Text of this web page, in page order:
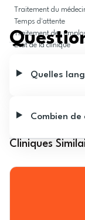
Traitement du
Temps d'attente
Traitement des
État de la clinique
Quelles
Combien
Cliniques